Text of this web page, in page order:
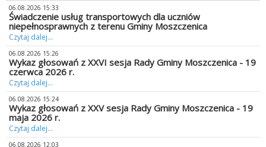
06.08.2026 15:33
Świadczenie usług transportowych dla uczniów
niepełnosprawnych z terenu Gminy Moszczenica
Czytaj dalej...
06.08.2026 15:26
Wykaz głosowań z XXVI sesja Rady Gminy Moszczenica - 19
czerwca 2026 r.
Czytaj dalej...
06.08.2026 15:24
Wykaz głosowań z XXV sesja Rady Gminy Moszczenica - 19
maja 2026 r.
Czytaj dalej...
06.08.2026 12:03